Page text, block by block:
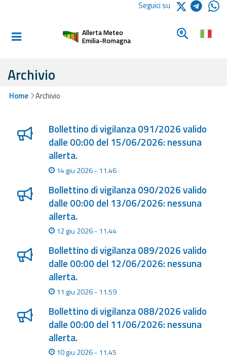
Informati e
Allerte E
Allerte e
Bollettini
Allerte e
Valanghe
Monitoraggio
Previsioni e dati
Previsioni meteo e
Dati osservati
Radar meteo
Seguici su
Allerta Meteo
Emilia-Romagna
Cerca un
Archivio
Home Archivio
Bollettino di vigilanza 091/2026 valido
dalle 00:00 del 15/06/2026: nessuna
allerta.
14 giu 2026 - 11.46
Bollettino di vigilanza 090/2026 valido
dalle 00:00 del 13/06/2026: nessuna
allerta.
12 giu 2026 - 11.44
Bollettino di vigilanza 089/2026 valido
dalle 00:00 del 12/06/2026: nessuna
allerta.
11 giu 2026 - 11.59
Bollettino di vigilanza 088/2026 valido
dalle 00:00 del 11/06/2026: nessuna
allerta.
10 giu 2026 - 11.45